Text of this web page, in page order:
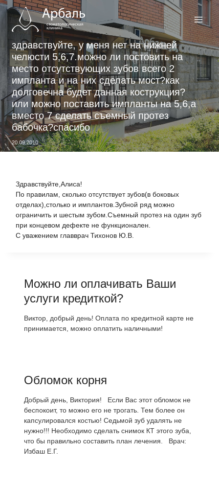
Перейти
содержимому
здравствуйте, у меня нет на нижней
челюсти 5,6,7.можно ли постовить на
место отсутствующих зубов всего 2
импланта и на них сделать мост?как
долговечна будет данная кострукция?
или можно поставить импланты на 5,6,а
вместо 7 сделать съемный протез
бабочка?спасибо
20.09.2010
Здравствуйте,Алиса!
По правилам, сколько отсутствует зубов(в боковых
отделах),столько и имплантов.Зубной ряд можно
ограничить и шестым зубом.Съемный протез на один зуб
при концевом дефекте не функционален.
С уважением главврач Тихонов Ю.В.
Можно ли оплачивать Ваши
услуги кредиткой?
Виктор, добрый день! Оплата по кредитной карте не
принимается, можно оплатить наличными!
Обломок корня
Добрый день, Виктория! Если Вас этот обломок не
беспокоит, то можно его не трогать. Тем более он
капсулировался костью! Седьмой зуб удалять не
нужно!!! Необходимо сделать снимок КТ этого зуба,
что бы правильно составить план лечения. Врач:
Избаш Е.Г.